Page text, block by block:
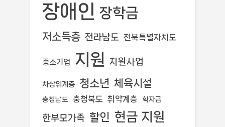
장애인 장학금
저소득층 전라남도 전북특별자치도
중소기업 지원 지원사업
차상위계층 청소년 체육시설
충청남도 충청북도 취약계층 학자금
한부모가족 할인 현금 지원